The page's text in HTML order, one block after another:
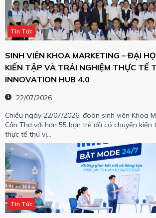
Tin Tức
SINH VIÊN KHOA MARKETING – ĐẠI
KIẾN TẬP VÀ TRẢI NGHIỆM THỰC TẾ
INNOVATION HUB 4.0
22/07/2026
Chiều ngày 22/07/2026, đoàn sinh viên Khoa
Cần Thơ với hơn 55 bạn trẻ đã có chuyến kiến
thực tế thú vị…
Tin Tức